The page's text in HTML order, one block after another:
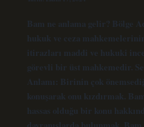
Bam ne anlama gelir? Bölge
hukuk ve ceza
itirazları maddi ve hukuki
görevli bir üst mahkemedir.
Anlamı: Birinin çok
konuşarak onu kızdırmak.
hassas olduğu bir konu